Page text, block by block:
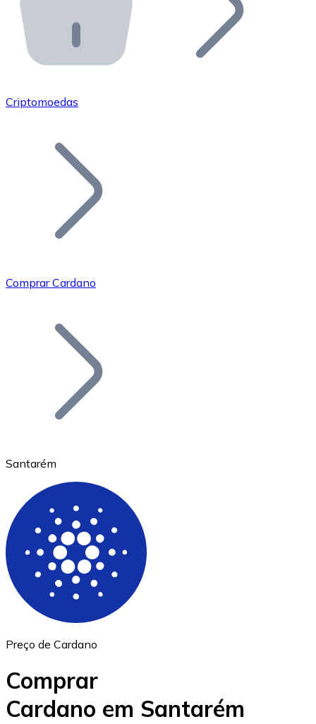
API Bitnovo
Integre nossa API no seu ecossistema.
Junte-se à nossa rede de revendedores e comercialize
Adicione o token do seu projeto ao nosso serviço de
Bitcoin
Ethereum
ETH
Criptomoedas
Comprar Cardano
Santarém
Preço de Cardano
Comprar
Cardano em Santarém